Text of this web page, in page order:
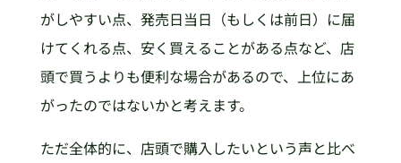
がしやすい点、発売日当日（もしくは前日）に届
けてくれる点、安く買えることがある点など、店
頭で買うよりも便利な場合があるので、上位にあ
がったのではないかと考えます。
ただ全体的に、店頭で購入したいという声と比べ